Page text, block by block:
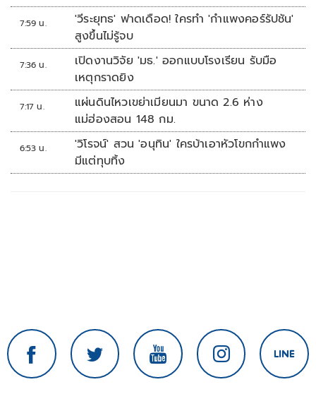
7:59 น.
'วีระยุทธ' ฟาดเดือด! ใครทำ 'กำแพงคอร์รัปชัน'
สูงขึ้นไม่รู้จบ
7:36 น.
เปิดงานวิจัย 'มธ.' ออกแบบโรงเรียน รับมือ
เหตุกราดยิง
7:17 น.
แผ่นดินไหวเขย่าเมียนมา ขนาด 2.6 ห่าง
แม่ฮ่องสอน 148 กม.
6:53 น.
'วิโรจน์' สวน 'อนุทิน' ใครบ้าเอาหัวโขกกำแพง
มีแต่ทุบทิ้ง